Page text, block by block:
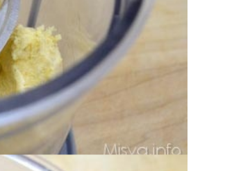
nutella.